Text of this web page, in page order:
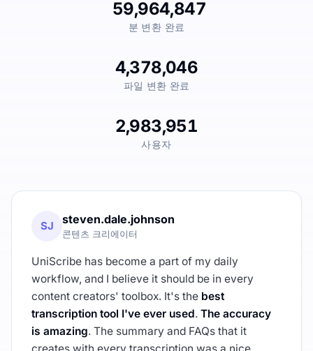
59,964,847
분 변환 완료
4,378,046
파일 변환 완료
2,983,951
사용자
SJ steven.dale.johnson
콘텐츠 크리에이터
UniScribe has become a part of my daily
workflow, and I believe it should be in every
content creators' toolbox. It's the best
transcription tool I've ever used. The accuracy
is amazing. The summary and FAQs that it
creates with every transcription was a nice